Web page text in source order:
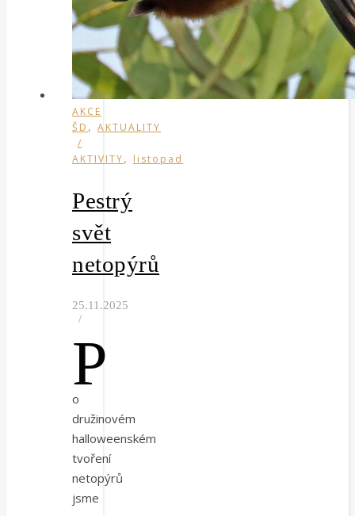
AKCE
ŠD , AKTUALITY
/
AKTIVITY, listopad
Pestrý
svět
netopýrů
25.11.2025
/
P
o
družinovém
halloweenském
tvoření
netopýrů
jsme